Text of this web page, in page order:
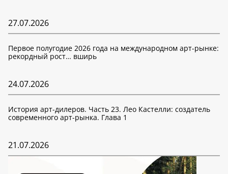
27.07.2026
Первое полугодие 2026 года на международном арт-рынке:
рекордный рост… вширь
24.07.2026
История арт-дилеров. Часть 23. Лео Кастелли: создатель
современного арт-рынка. Глава 1
21.07.2026